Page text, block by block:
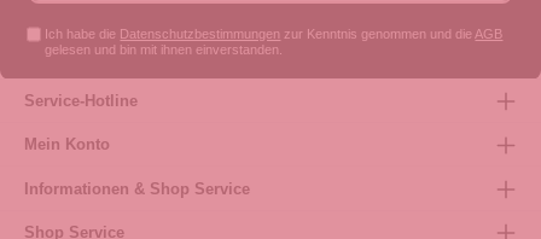
Ich habe die Datenschutzbestimmungen zur Kenntnis genommen und die AGB
gelesen und bin mit ihnen einverstanden.
Service-Hotline
Mein Konto
Informationen & Shop Service
Shop Service